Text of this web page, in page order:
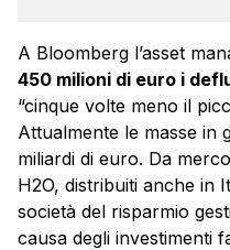
A Bloomberg l’asset
450 milioni di euro i
“cinque volte meno il
Attualmente le masse in
miliardi di euro. Da
H2O, distribuiti anche in
società del risparmio
causa degli investimenti